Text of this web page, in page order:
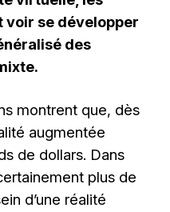
voir se développer
des
montrent que, dès
augmentée
de dollars. Dans
plus de
d’une réalité